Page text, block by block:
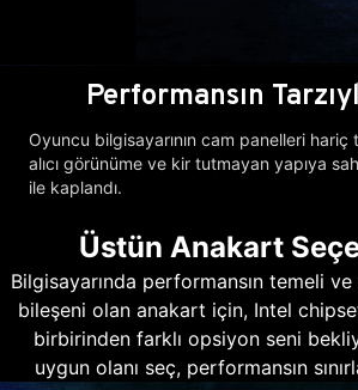
Performansın
Oyuncu bilgisayarının cam panelleri
alıcı görünüme ve kir tutmayan yapıya
ile kaplandı.
Üstün Anakart
Bilgisayarında performansın temeli
bileşeni olan anakart için, Intel
birbirinden farklı opsiyon seni
uygun olanı seç, performansın